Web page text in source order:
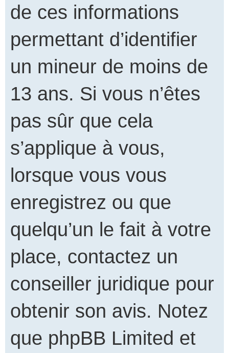
de ces informations
permettant d’identifier
un mineur de moins de
13 ans. Si vous n’êtes
pas sûr que cela
s’applique à vous,
lorsque vous vous
enregistrez ou que
quelqu’un le fait à votre
place, contactez un
conseiller juridique pour
obtenir son avis. Notez
que phpBB Limited et